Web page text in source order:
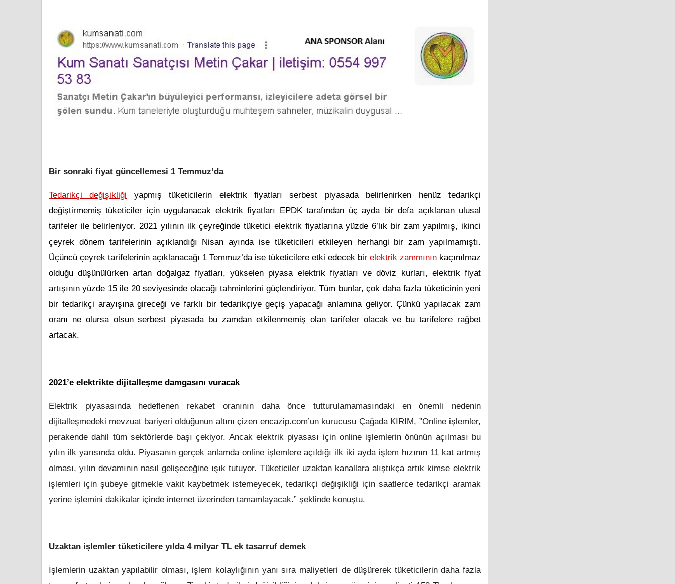
Bir sonraki fiyat güncellemesi 1 Temmuz’da
Tedarikçi değişikliği yapmış tüketicilerin elektrik fiyatları serbest piyasada belirlenirken henüz tedarikçi
değiştirmemiş tüketiciler için uygulanacak elektrik fiyatları EPDK tarafından üç ayda bir defa açıklanan ulusal
tarifeler ile belirleniyor. 2021 yılının ilk çeyreğinde tüketici elektrik fiyatlarına yüzde 6’lık bir zam yapılmış, ikinci
çeyrek dönem tarifelerinin açıklandığı Nisan ayında ise tüketicileri etkileyen herhangi bir zam yapılmamıştı.
Üçüncü çeyrek tarifelerinin açıklanacağı 1 Temmuz’da ise tüketicilere etki edecek bir elektrik zammının kaçınılmaz
olduğu düşünülürken artan doğalgaz fiyatları, yükselen piyasa elektrik fiyatları ve döviz kurları, elektrik fiyat
artışının yüzde 15 ile 20 seviyesinde olacağı tahminlerini güçlendiriyor. Tüm bunlar, çok daha fazla tüketicinin yeni
bir tedarikçi arayışına gireceği ve farklı bir tedarikçiye geçiş yapacağı anlamına geliyor. Çünkü yapılacak zam
oranı ne olursa olsun serbest piyasada bu zamdan etkilenmemiş olan tarifeler olacak ve bu tarifelere rağbet
artacak.
2021’e elektrikte dijitalleşme damgasını vuracak
Elektrik piyasasında hedeflenen rekabet oranının daha önce tutturulamamasındaki en önemli nedenin
dijitalleşmedeki mevzuat bariyeri olduğunun altını çizen encazip.com’un kurucusu Çağada KIRIM, ”Online işlemler,
perakende dahil tüm sektörlerde başı çekiyor. Ancak elektrik piyasası için online işlemlerin önünün açılması bu
yılın ilk yarısında oldu. Piyasanın gerçek anlamda online işlemlere açıldığı ilk iki ayda işlem hızının 11 kat artmış
olması, yılın devamının nasıl gelişeceğine ışık tutuyor. Tüketiciler uzaktan kanallara alıştıkça artık kimse elektrik
işlemleri için şubeye gitmekle vakit kaybetmek istemeyecek, tedarikçi değişikliği için saatlerce tedarikçi aramak
yerine işlemini dakikalar içinde internet üzerinden tamamlayacak.” şeklinde konuştu.
Uzaktan işlemler tüketicilere yılda 4 milyar TL ek tasarruf demek
İşlemlerin uzaktan yapılabilir olması, işlem kolaylığının yanı sıra maliyetleri de düşürerek tüketicilerin daha fazla